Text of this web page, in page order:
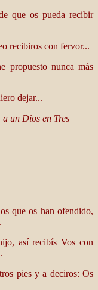
que os pueda recibir
recibiros con fervor...
propuesto nunca más
dejar...
un Dios en Tres
que os han ofendido,
así recibís Vos con
pies y a deciros: Os